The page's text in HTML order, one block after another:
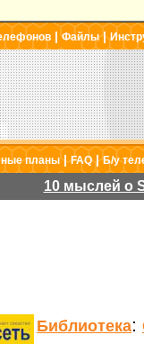
|Файлы|
планы|FAQ|Б/у
10 мыслей о
Библиотека: